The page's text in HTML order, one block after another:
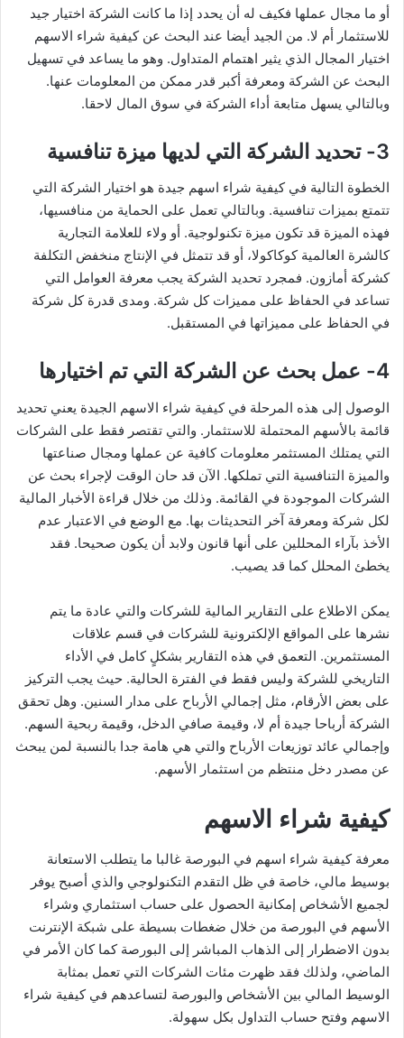
أو ما مجال عملها فكيف له أن يحدد إذا ما كانت الشركة اختيار جيد
للاستثمار أم لا. من الجيد أيضا عند البحث عن كيفية شراء الاسهم
اختيار المجال الذي يثير اهتمام المتداول. وهو ما يساعد في تسهيل
البحث عن الشركة ومعرفة أكبر قدر ممكن من المعلومات عنها.
وبالتالي يسهل متابعة أداء الشركة في سوق المال لاحقا.
3- تحديد الشركة التي لديها ميزة تنافسية
الخطوة التالية في كيفية شراء اسهم جيدة هو اختيار الشركة التي
تتمتع بميزات تنافسية. وبالتالي تعمل على الحماية من منافسيها،
فهذه الميزة قد تكون ميزة تكنولوجية. أو ولاء للعلامة التجارية
كالشرة العالمية كوكاكولا، أو قد تتمثل في الإنتاج منخفض التكلفة
كشركة أمازون. فمجرد تحديد الشركة يجب معرفة العوامل التي
تساعد في الحفاظ على مميزات كل شركة. ومدى قدرة كل شركة
في الحفاظ على مميزاتها في المستقبل.
4- عمل بحث عن الشركة التي تم اختيارها
الوصول إلى هذه المرحلة في كيفية شراء الاسهم الجيدة يعني تحديد
قائمة بالأسهم المحتملة للاستثمار. والتي تقتصر فقط على الشركات
التي يمتلك المستثمر معلومات كافية عن عملها ومجال صناعتها
والميزة التنافسية التي تملكها. الآن قد حان الوقت لإجراء بحث عن
الشركات الموجودة في القائمة. وذلك من خلال قراءة الأخبار المالية
لكل شركة ومعرفة آخر التحديثات بها. مع الوضع في الاعتبار عدم
الأخذ بآراء المحللين على أنها قانون ولابد أن يكون صحيحا. فقد
يخطئ المحلل كما قد يصيب.
يمكن الاطلاع على التقارير المالية للشركات والتي عادة ما يتم
نشرها على المواقع الإلكترونية للشركات في قسم علاقات
المستثمرين. التعمق في هذه التقارير بشكلٍ كامل في الأداء
التاريخي للشركة وليس فقط في الفترة الحالية. حيث يجب التركيز
على بعض الأرقام، مثل إجمالي الأرباح على مدار السنين. وهل تحقق
الشركة أرباحا جيدة أم لا، وقيمة صافي الدخل، وقيمة ربحية السهم.
وإجمالي عائد توزيعات الأرباح والتي هي هامة جدا بالنسبة لمن يبحث
عن مصدر دخل منتظم من استثمار الأسهم.
كيفية شراء الاسهم
معرفة كيفية شراء اسهم في البورصة غالبا ما يتطلب الاستعانة
بوسيط مالي، خاصة في ظل التقدم التكنولوجي والذي أصبح يوفر
لجميع الأشخاص إمكانية الحصول على حساب استثماري وشراء
الأسهم في البورصة من خلال ضغطات بسيطة على شبكة الإنترنت
بدون الاضطرار إلى الذهاب المباشر إلى البورصة كما كان الأمر في
الماضي، ولذلك فقد ظهرت مئات الشركات التي تعمل بمثابة
الوسيط المالي بين الأشخاص والبورصة لتساعدهم في كيفية شراء
الاسهم وفتح حساب التداول بكل سهولة.